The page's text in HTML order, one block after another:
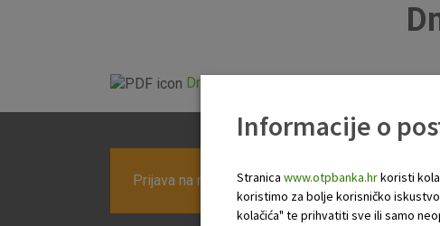
Dnevno financijsko izvješće.pdf
Prijava na newsletter OTP banke
Informacije o
Stranica www.otpbanka.hrkoristi
koristimo za bolje korisničko
kolačića" te prihvatiti sve ili samo